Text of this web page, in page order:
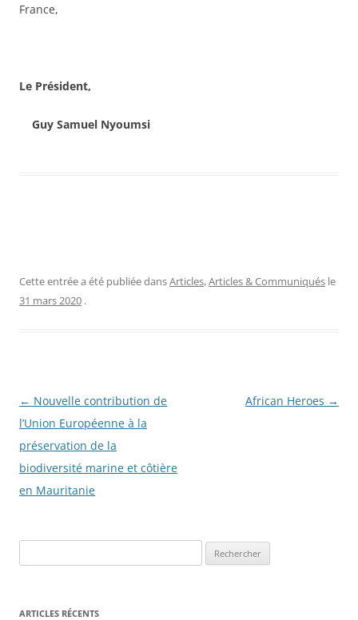
France,
Le Président,
Guy Samuel Nyoumsi
Cette entrée a été publiée dansArticles,Articles & Communiqués le
31 mars 2020 .
Navigation
des
articles
← Nouvelle contribution de
l’Union Européenne à la
préservation de la
biodiversité marine et côtière
en Mauritanie
African Heroes →
e
h
ARTICLES RÉCENTS